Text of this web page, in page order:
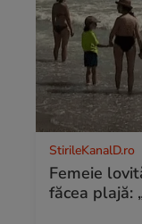
StirileKanalD.ro
Femeie
făcea plajă: